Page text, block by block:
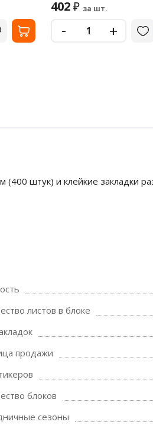
402₽ за шт.
- +
(400 штук) и клейкие закладки
листов в блоке
продажи
блоков
сезоны